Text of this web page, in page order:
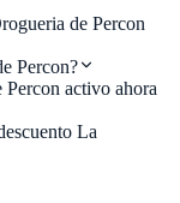
de Percon
Percon?
activo ahora
La